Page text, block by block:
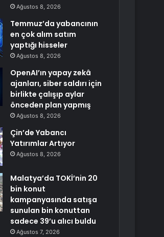
Ağustos 8, 2026
Temmuz’da yabancının
en çok alım satım
yaptığı hisseler
Ağustos 8, 2026
OpenAI’ın yapay zekâ
ajanları, siber saldırı için
birlikte çalışıp aylar
önceden plan yapmış
Ağustos 8, 2026
Çin’de Yabancı
Yatırımlar Artıyor
Ağustos 8, 2026
Malatya’da TOKİ’nin 20
bin konut
kampanyasında satışa
sunulan bin konuttan
sadece 39’u alıcı buldu
Ağustos 7, 2026